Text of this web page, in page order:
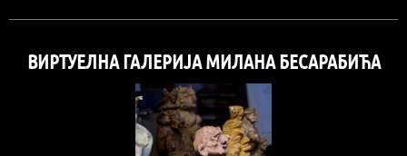
ВИРТУЕЛНА ГАЛЕРИЈА МИЛАНА БЕСАРАБИЋА